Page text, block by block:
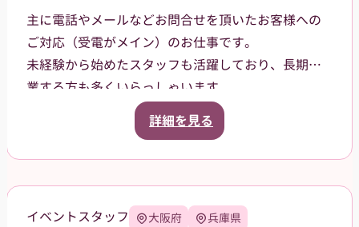
主に電話やメールなどお問合せを頂いたお客様への
ご対応（受電がメイン）のお仕事です。
未経験から始めたスタッフも活躍しており、長期就
業する方も多くいらっしゃいます。
1チーム4名-5名体制で業務を行うため、協力し合い
ながら問題解決に取り組んで頂けます。また業務手
詳細を見る
イベントスタッフ 大阪府 兵庫県